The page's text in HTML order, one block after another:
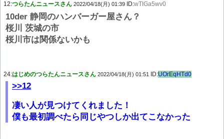
12:つらたんニュースさん 2022/04/18(月) 01:39 ID:wTIGa5wv0
10der 静岡のハンバーガー屋さん？
桜川 茨城の市
桜川市は関係ないかも
24:はじめのつらたんニュースさん 2022/04/18(月) 01:51 ID:UOrEqHTd0
>>12
凄い人が見つけてくれました！
僕も最初調べたら同じやつしか出てこなかった